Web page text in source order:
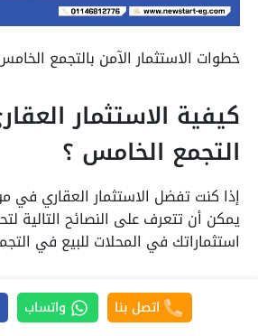
خطوات الاستثمار الآمن بالتجمع
كيفية الاستثمار
التجمع الخامس ؟
إذا كنت تفضل الاستثمار العقاري في
يمكن أن تتعرف على النصائح التالية
استثماراتك في المحلات للبيع في
اسأل عن المطور العقاري،
والمزايا التنافسية التي يقدمها
اتصل بنا واتساب